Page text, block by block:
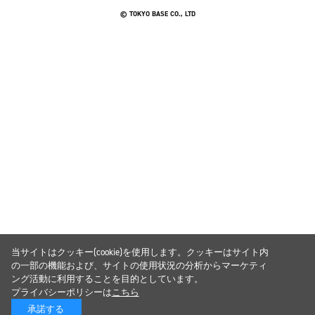
© TOKYO BASE CO., LTD
当サイトはクッキー(cookie)を使用します。クッキーはサイト内
の一部の機能および、サイトの使用状況の分析からマーケティ
ング活動に利用することを目的としています。
プライバシーポリシーはこちら
承諾する